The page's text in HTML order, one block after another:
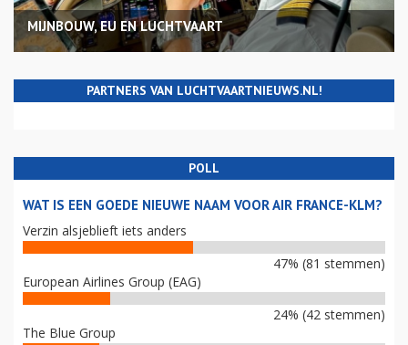
MIJNBOUW, EU EN LUCHTVAART
PARTNERS VAN LUCHTVAARTNIEUWS.NL!
POLL
WAT IS EEN GOEDE NIEUWE NAAM VOOR AIR FRANCE-KLM?
Verzin alsjeblieft iets anders
47% (81 stemmen)
European Airlines Group (EAG)
24% (42 stemmen)
The Blue Group